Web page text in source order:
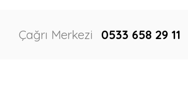
Çağrı Merkezi 0533 658 29 11